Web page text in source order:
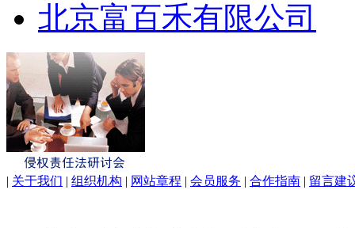
北京富百禾有限公司
| 关于我们 | 组织机构 | 网站章程 | 会员服务 | 合作指南 | 留言建